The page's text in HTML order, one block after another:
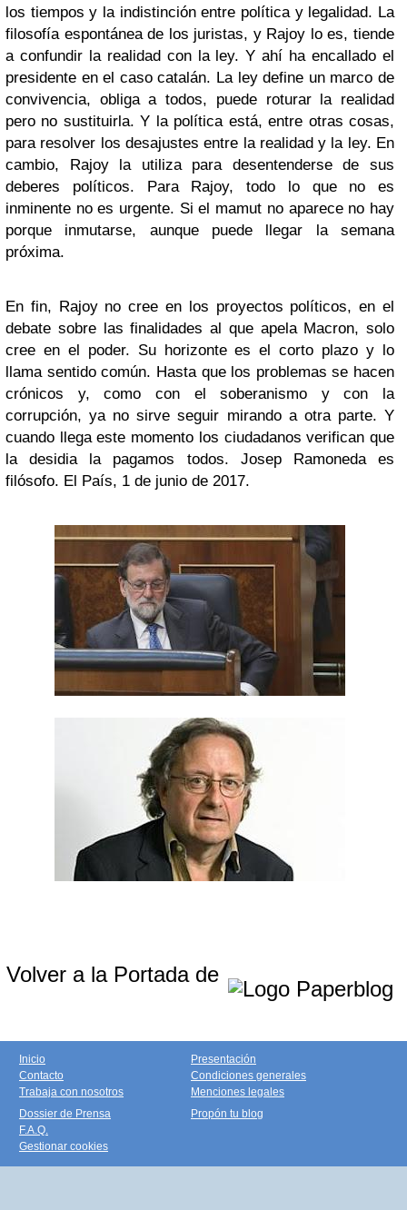
los tiempos y la indistinción entre política y legalidad. La
filosofía espontánea de los juristas, y Rajoy lo es, tiende
a confundir la realidad con la ley. Y ahí ha encallado el
presidente en el caso catalán. La ley define un marco de
convivencia, obliga a todos, puede roturar la realidad
pero no sustituirla. Y la política está, entre otras cosas,
para resolver los desajustes entre la realidad y la ley. En
cambio, Rajoy la utiliza para desentenderse de sus
deberes políticos. Para Rajoy, todo lo que no es
inminente no es urgente. Si el mamut no aparece no hay
porque inmutarse, aunque puede llegar la semana
próxima.
En fin, Rajoy no cree en los proyectos políticos, en el
debate sobre las finalidades al que apela Macron, solo
cree en el poder. Su horizonte es el corto plazo y lo
llama sentido común. Hasta que los problemas se hacen
crónicos y, como con el soberanismo y con la
corrupción, ya no sirve seguir mirando a otra parte. Y
cuando llega este momento los ciudadanos verifican que
la desidia la pagamos todos. Josep Ramoneda es
filósofo. El País, 1 de junio de 2017.
Volver a la Portada de
Inicio
Contacto
Trabaja con nosotros
Presentación
Condiciones generales
Menciones legales
Dossier de Prensa
F.A.Q.
Gestionar cookies
Propón tu blog